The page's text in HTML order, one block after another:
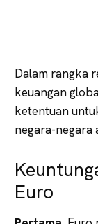
Dalam rangka
keuangan
ketentuan
negara-negara
Euro